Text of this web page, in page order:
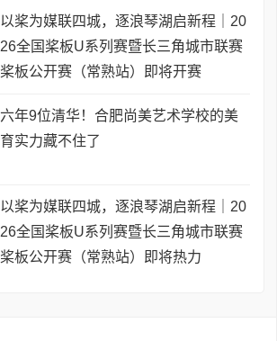
以桨为媒联四城，逐浪琴湖启新程｜20
26全国桨板U系列赛暨长三角城市联赛
桨板公开赛（常熟站）即将开赛
六年9位清华！合肥尚美艺术学校的美
育实力藏不住了
以桨为媒联四城，逐浪琴湖启新程｜20
26全国桨板U系列赛暨长三角城市联赛
桨板公开赛（常熟站）即将热力